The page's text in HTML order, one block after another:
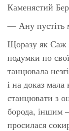
Каменястий
— Ану пустіть
Щоразу як Саж
подумки по
танцювала
і на доказ
станцювати з
борода, іншим
просилася